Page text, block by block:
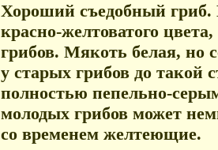
Хороший съедобный
красно-желтоватого
грибов. Мякоть белая, но
у старых грибов до такой
полностью пепельно-
молодых грибов может
со временем желтеющие.